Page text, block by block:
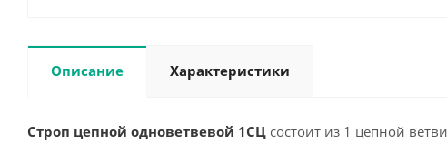
Описание Характеристики
Строп цепной одноветвевой 1СЦ состоит из 1 цепной